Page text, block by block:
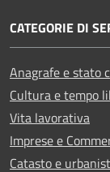
CATEGORIE DI
Anagrafe e stato
Cultura e tempo
Vita lavorativa
Imprese e
Catasto e